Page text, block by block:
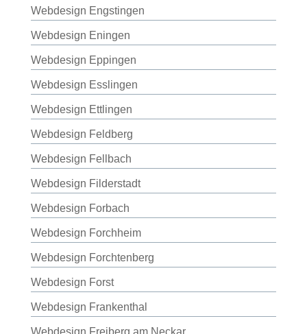
Webdesign Engstingen
Webdesign Eningen
Webdesign Eppingen
Webdesign Esslingen
Webdesign Ettlingen
Webdesign Feldberg
Webdesign Fellbach
Webdesign Filderstadt
Webdesign Forbach
Webdesign Forchheim
Webdesign Forchtenberg
Webdesign Forst
Webdesign Frankenthal
Webdesign Freiberg am Neckar